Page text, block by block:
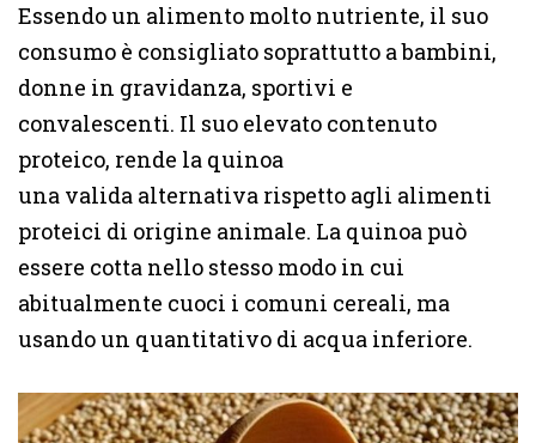
Essendo un alimento molto nutriente, il suo
consumo è consigliato soprattutto a bambini,
donne in gravidanza, sportivi e
convalescenti. Il suo elevato contenuto
proteico, rende la quinoa
una valida alternativa rispetto agli alimenti
proteici di origine animale. La quinoa può
essere cotta nello stesso modo in cui
abitualmente cuoci i comuni cereali, ma
usando un quantitativo di acqua inferiore.